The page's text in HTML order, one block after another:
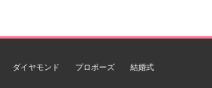
ダイヤモンド プロポーズ 結婚式